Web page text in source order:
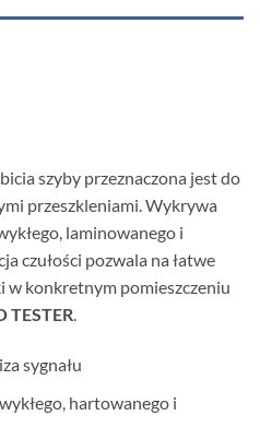
szyby przeznaczona jest do
przeszkleniami. Wykrywa
laminowanego i
czułości pozwala na łatwe
w konkretnym pomieszczeniu
TESTER.
sygnału
hartowanego i